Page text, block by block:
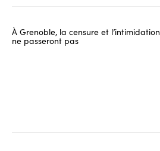
À Grenoble, la censure et l’intimidation
ne passeront pas